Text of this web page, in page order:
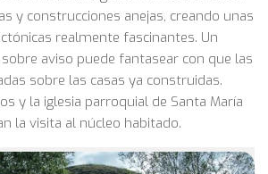
y construcciones anejas, creando unas
realmente fascinantes. Un
aviso puede fantasear con que las
sobre las casas ya construidas.
y la iglesia parroquial de Santa María
la visita al núcleo habitado.